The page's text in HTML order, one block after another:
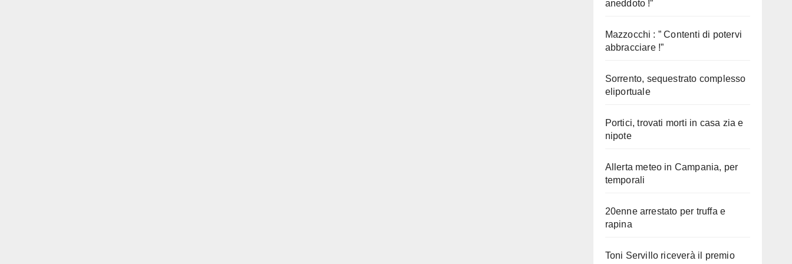
aneddoto !”
Mazzocchi : ” Contenti di potervi
abbracciare !”
Sorrento, sequestrato complesso
eliportuale
Portici, trovati morti in casa zia e
nipote
Allerta meteo in Campania, per
temporali
20enne arrestato per truffa e
rapina
Toni Servillo riceverà il premio